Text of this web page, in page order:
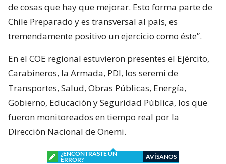
de cosas que hay que mejorar. Esto forma parte de
Chile Preparado y es transversal al país, es
tremendamente positivo un ejercicio como éste”.
En el COE regional estuvieron presentes el Ejército,
Carabineros, la Armada, PDI, los seremi de
Transportes, Salud, Obras Públicas, Energía,
Gobierno, Educación y Seguridad Pública, los que
fueron monitoreados en tiempo real por la
Dirección Nacional de Onemi.
¿ENCONTRASTE UN
ERROR?
AVÍSANOS